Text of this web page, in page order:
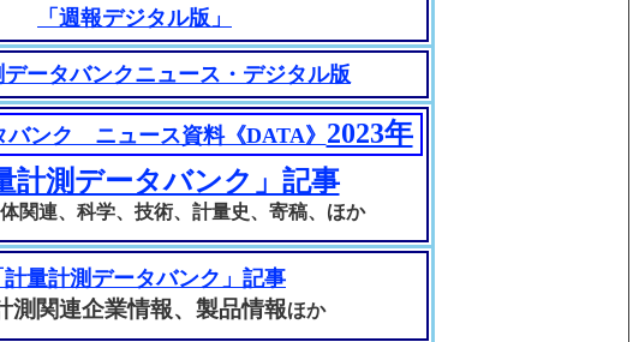
「週報デジタル版」
ータバンクニュース・デジタル版
バンク ニュース資料《DATA》 2023年
計測データバンク」記事
関連、科学、技術、計量史、寄稿、ほか
計量計測データバンク」記事
測関連企業情報、製品情報ほか